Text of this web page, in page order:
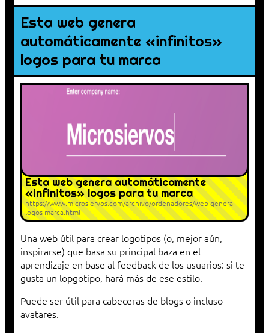
Esta web genera
automáticamente «infinitos»
logos para tu marca
Esta web genera automáticamente
«infinitos» logos para tu marca
https://www.microsiervos.com/archivo/ordenadores/web-genera-
logos-marca.html
Una web útil para crear logotipos (o, mejor aún,
inspirarse) que basa su principal baza en el
aprendizaje en base al feedback de los usuarios: si te
gusta un lopgotipo, hará más de ese estilo.
Puede ser útil para cabeceras de blogs o incluso
avatares.